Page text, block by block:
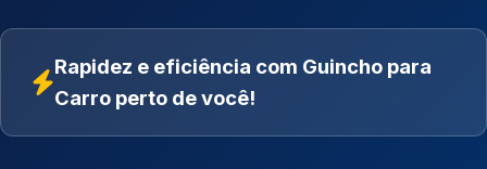
Rapidez e eficiência com Guincho para
Carro perto de você!